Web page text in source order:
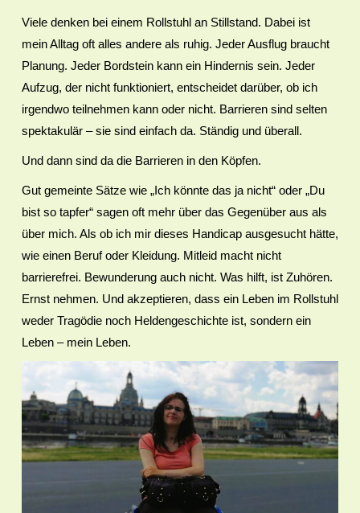
Viele denken bei einem Rollstuhl an Stillstand. Dabei ist
mein Alltag oft alles andere als ruhig. Jeder Ausflug braucht
Planung. Jeder Bordstein kann ein Hindernis sein. Jeder
Aufzug, der nicht funktioniert, entscheidet darüber, ob ich
irgendwo teilnehmen kann oder nicht. Barrieren sind selten
spektakulär – sie sind einfach da. Ständig und überall.
Und dann sind da die Barrieren in den Köpfen.
Gut gemeinte Sätze wie „Ich könnte das ja nicht“ oder „Du
bist so tapfer“ sagen oft mehr über das Gegenüber aus als
über mich. Als ob ich mir dieses Handicap ausgesucht hätte,
wie einen Beruf oder Kleidung. Mitleid macht nicht
barrierefrei. Bewunderung auch nicht. Was hilft, ist Zuhören.
Ernst nehmen. Und akzeptieren, dass ein Leben im Rollstuhl
weder Tragödie noch Heldengeschichte ist, sondern ein
Leben – mein Leben.